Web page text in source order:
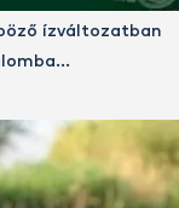
ízváltozatban